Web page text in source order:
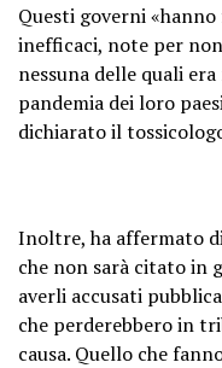
Questi governi
inefficaci, note per
nessuna delle quali
pandemia dei loro
dichiarato il
Inoltre, ha affermato
che non sarà citato in
averli accusati
che perderebbero in
causa. Quello che